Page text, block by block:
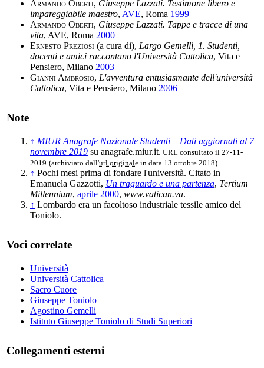
Armando Oberti, Giuseppe Lazzati. Testimone libero e
impareggiabile maestro, AVE, Roma 1999
Armando Oberti, Giuseppe Lazzati. Tappe e tracce di una
vita, AVE, Roma 2000
Ernesto Preziosi (a cura di), Largo Gemelli, 1. Studenti,
docenti e amici raccontano l'Università Cattolica, Vita e
Pensiero, Milano 2003
Gianni Ambrosio, L'avventura entusiasmante dell'università
Cattolica, Vita e Pensiero, Milano 2006
Note
↑ MIUR Anagrafe Nazionale Studenti ‒ Dati aggiornati al 7
novembre 2019 su anagrafe.miur.it. URL consultato il 27-11-
2019 (archiviato dall'url originale in data 13 ottobre 2018)
↑ Pochi mesi prima di fondare l'università. Citato in
Emanuela Gazzotti, Un traguardo e una partenza, Tertium
Millennium, aprile 2000, www.vatican.va.
↑ Lombardo era un facoltoso industriale tessile amico del
Toniolo.
Voci correlate
Università
Università Cattolica
Sacro Cuore
Giuseppe Toniolo
Agostino Gemelli
Istituto Giuseppe Toniolo di Studi Superiori
Collegamenti esterni